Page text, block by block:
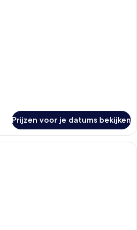
Prijzen voor je datums bekijken